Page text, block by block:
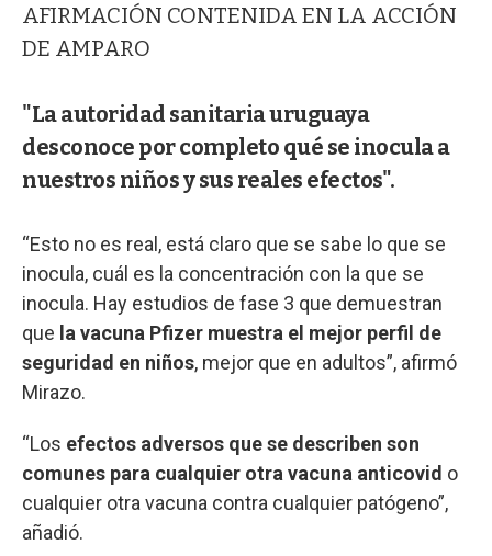
AFIRMACIÓN CONTENIDA EN LA ACCIÓN
DE AMPARO
"La autoridad sanitaria uruguaya
desconoce por completo qué se inocula a
nuestros niños y sus reales efectos".
“Esto no es real, está claro que se sabe lo que se
inocula, cuál es la concentración con la que se
inocula. Hay estudios de fase 3 que demuestran
que la vacuna Pfizer muestra el mejor perfil de
seguridad en niños, mejor que en adultos”, afirmó
Mirazo.
“Los efectos adversos que se describen son
comunes para cualquier otra vacuna anticovid o
cualquier otra vacuna contra cualquier patógeno”,
añadió.